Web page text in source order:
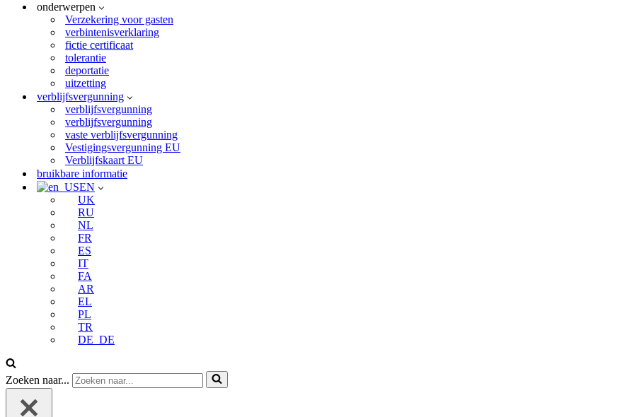
onderwerpen
Verzekering voor gasten
verbintenisverklaring
fictie certificaat
tolerantie
deportatie
uitzetting
verblijfsvergunning
verblijfsvergunning
verblijfsvergunning
vaste verblijfsvergunning
Vestigingsvergunning EU
Verblijfskaart EU
bruikbare informatie
EN
UK
RU
NL
FR
ES
IT
FA
AR
EL
PL
TR
DE_DE
Zoeken naar...